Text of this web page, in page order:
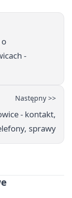
-
Następny >>
- kontakt,
sprawy